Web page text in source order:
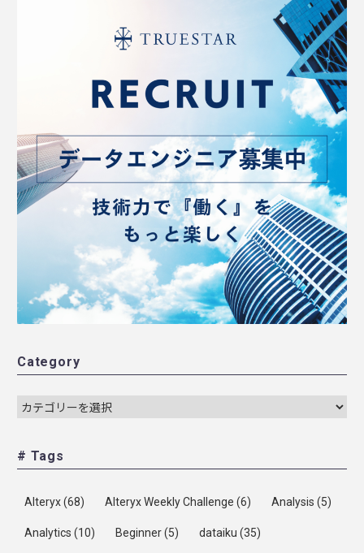
Category
# Tags
Alteryx(68) Alteryx Weekly Challenge (6) Analysis (5)
Analytics (10) Beginner(5) dataiku (35)